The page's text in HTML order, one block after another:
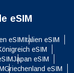
eSIM
eSIMItalien eSIM
eSIM
Japan eSIM
Griechenland eSIM